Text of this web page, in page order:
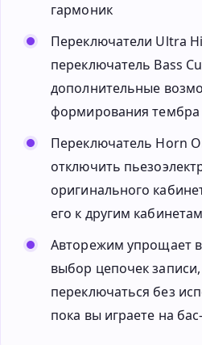
гармоник
Переключатели Ultra
переключатель Bass
дополнительные
формирования тембра
Переключатель Horn
отключить
оригинального
его к другим кабинетам
Авторежим упрощает
выбор цепочек
переключаться без
пока вы играете на